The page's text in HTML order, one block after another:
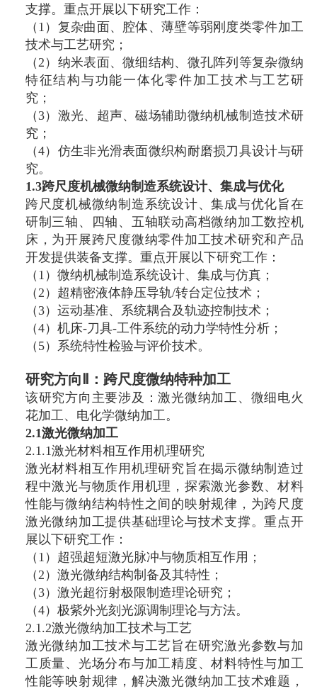
支撑。重点开展以下研究工作：
（1）复杂曲面、腔体、薄壁等弱刚度类零件加工
技术与工艺研究；
（2）纳米表面、微细结构、微孔阵列等复杂微纳
特征结构与功能一体化零件加工技术与工艺研
究；
（3）激光、超声、磁场辅助微纳机械制造技术研
究；
（4）仿生非光滑表面微织构耐磨损刀具设计与研
究。
1.3跨尺度机械微纳制造系统设计、集成与优化
跨尺度机械微纳制造系统设计、集成与优化旨在
研制三轴、四轴、五轴联动高档微纳加工数控机
床，为开展跨尺度微纳零件加工技术研究和产品
开发提供装备支撑。重点开展以下研究工作：
（1）微纳机械制造系统设计、集成与仿真；
（2）超精密液体静压导轨/转台定位技术；
（3）运动基准、系统耦合及轨迹控制技术；
（4）机床-刀具-工件系统的动力学特性分析；
（5）系统特性检验与评价技术。
研究方向Ⅱ：跨尺度微纳特种加工
该研究方向主要涉及：激光微纳加工、微细电火
花加工、电化学微纳加工。
2.1激光微纳加工
2.1.1激光材料相互作用机理研究
激光材料相互作用机理研究旨在揭示微纳制造过
程中激光与物质作用机理，探索激光参数、材料
性能与微纳结构特性之间的映射规律，为跨尺度
激光微纳加工提供基础理论与技术支撑。重点开
展以下研究工作：
（1）超强超短激光脉冲与物质相互作用；
（2）激光微纳结构制备及其特性；
（3）激光超衍射极限制造理论研究；
（4）极紫外光刻光源调制理论与方法。
2.1.2激光微纳加工技术与工艺
激光微纳加工技术与工艺旨在研究激光参数与加
工质量、光场分布与加工精度、材料特性与加工
性能等映射规律，解决激光微纳加工技术难题，